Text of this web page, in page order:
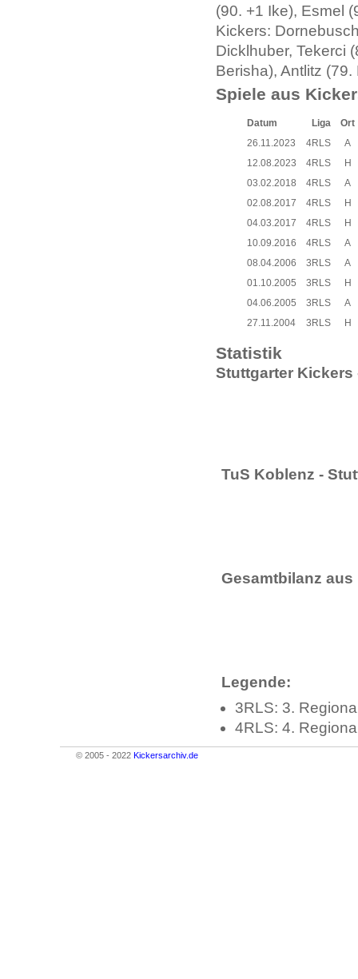
(90. +1 Ike), Esmel
Kickers:
Dicklhuber, Tekerci
Berisha), Antlitz (79.
Spiele aus
Datum Liga
Ort
26.11.2023
4RLS
A
12.08.2023
4RLS
H
03.02.2018
4RLS
A
02.08.2017
4RLS
H
04.03.2017
4RLS
H
10.09.2016
4RLS
A
08.04.2006
3RLS
A
01.10.2005
3RLS
H
04.06.2005
3RLS
A
27.11.2004
3RLS H
Statistik
Stuttgarter Kickers
TuS Koblenz -
Gesamtbilanz
Legende:
3RLS: 3.
4RLS: 4.
© 2005 - 2022 Kickersarchiv.de